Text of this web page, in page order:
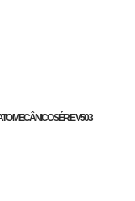
MECÂNICO SÉRIE V503